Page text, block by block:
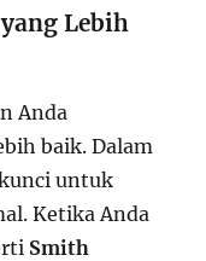
Lebih
Anda
baik. Dalam
untuk
Ketika Anda
Smith